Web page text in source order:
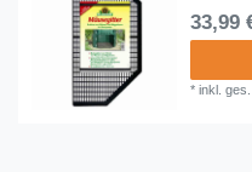
33,99
*inkl. ges.